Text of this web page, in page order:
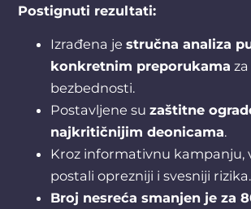
Postignuti rezultati:
Izrađena jestručna analiza
konkretnim preporukama
bezbednosti.
Postavljene suzaštitne
najkritičnijim deonicama.
Kroz informativnu kampanju,
postali oprezniji i svesniji rizika.
Broj nesreća smanjen je za